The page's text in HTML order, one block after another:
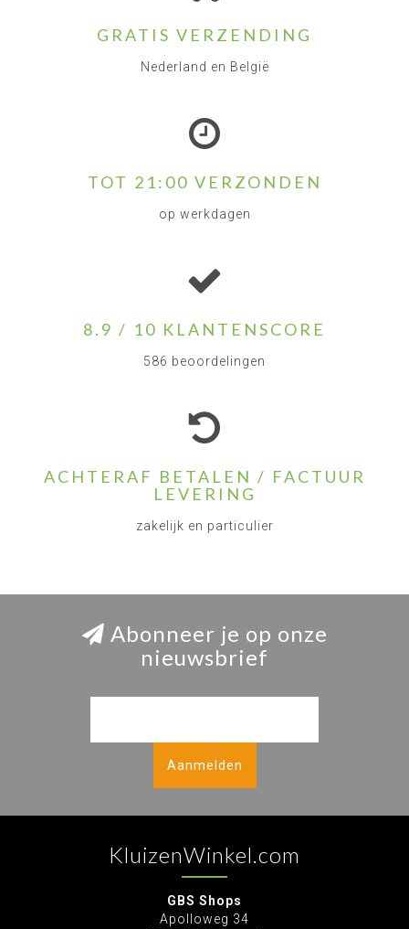
GRATIS VERZENDING
Nederland en België
TOT 21:00 VERZONDEN
op werkdagen
8.9 / 10 KLANTENSCORE
586 beoordelingen
ACHTERAF BETALEN / FACTUUR
LEVERING
zakelijk en particulier
Abonneer je op onze
nieuwsbrief
Aanmelden
KluizenWinkel.com
GBS Shops
Apolloweg 34